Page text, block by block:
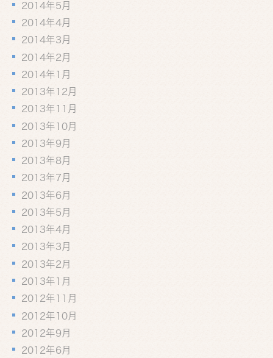
2014年5月
2014年4月
2014年3月
2014年2月
2014年1月
2013年12月
2013年11月
2013年10月
2013年9月
2013年8月
2013年7月
2013年6月
2013年5月
2013年4月
2013年3月
2013年2月
2013年1月
2012年11月
2012年10月
2012年9月
2012年6月